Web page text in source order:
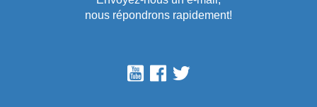
nous répondrons rapidement!